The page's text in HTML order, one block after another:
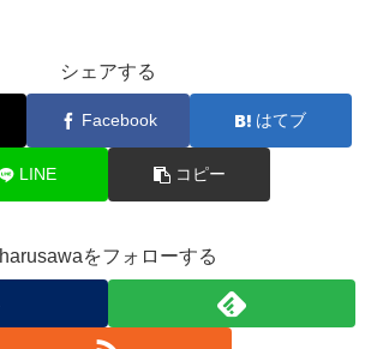
シェアする
Facebook はてブ
LINE コピー
harusawaをフォローする